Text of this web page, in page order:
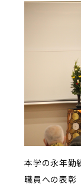
本学の永年勤
職員への表彰